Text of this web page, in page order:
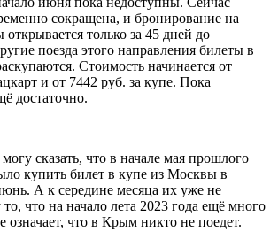
сокращена, и бронирование на
открывается только за 45 дней до
поезда этого направления билеты в
Стоимость начинается от
и от 7442 руб. за купе. Пока
достаточно.
сказать, что в начале мая прошлого
купить билет в купе из Москвы в
А к середине месяца их уже не
что на начало лета 2023 года ещё много
означает, что в Крым никто не поедет.